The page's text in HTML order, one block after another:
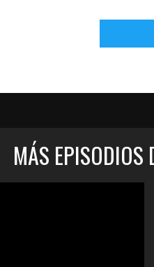
MÁS EPISODIOS